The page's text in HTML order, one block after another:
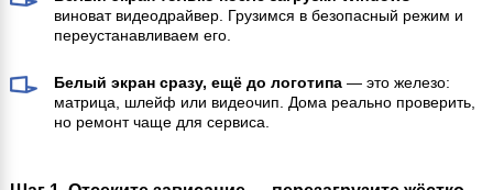
виноват видеодрайвер. Грузимся в безопасный режим и
переустанавливаем его.
Белый экран сразу, ещё до логотипа— это железо:
матрица, шлейф или видеочип. Дома реально проверить,
но ремонт чаще для сервиса.